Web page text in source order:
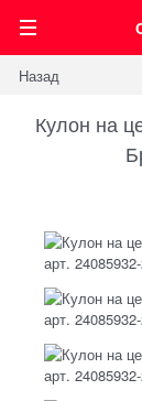
Назад
Кулон на